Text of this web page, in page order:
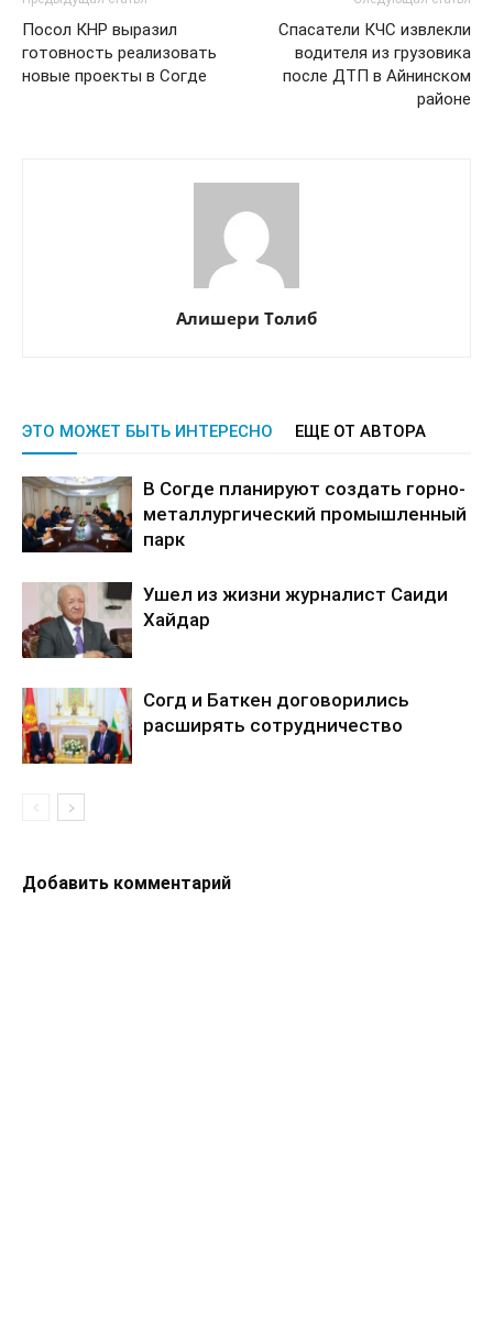
Посол КНР выразил
готовность реализовать
новые проекты в Согде
Спасатели КЧС извлекли
водителя из грузовика
после ДТП в Айнинском
районе
Алишери Толиб
ЭТО МОЖЕТ БЫТЬ ИНТЕРЕСНО ЕЩЕ ОТ АВТОРА
В Согде планируют создать горно-
металлургический промышленный
парк
Ушел из жизни журналист Саиди
Хайдар
Согд и Баткен договорились
расширять сотрудничество
Добавить комментарий